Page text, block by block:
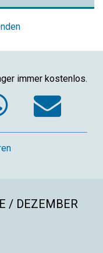
immer kostenlos.
/ DEZEMBER